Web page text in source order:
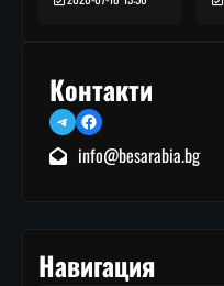
Контакти
TelegramFacebook
info@besarabia.bg
Навигация